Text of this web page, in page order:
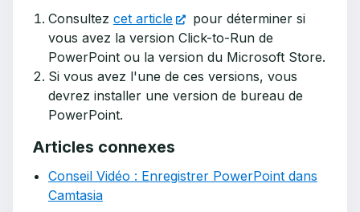
Consultez cet article
pour déterminer si
vous avez la version Click-to-Run de
PowerPoint ou la version du Microsoft Store.
Si vous avez l'une de ces versions, vous
devrez installer une version de bureau de
PowerPoint.
Articles connexes
Conseil Vidéo : Enregistrer PowerPoint dans
Camtasia